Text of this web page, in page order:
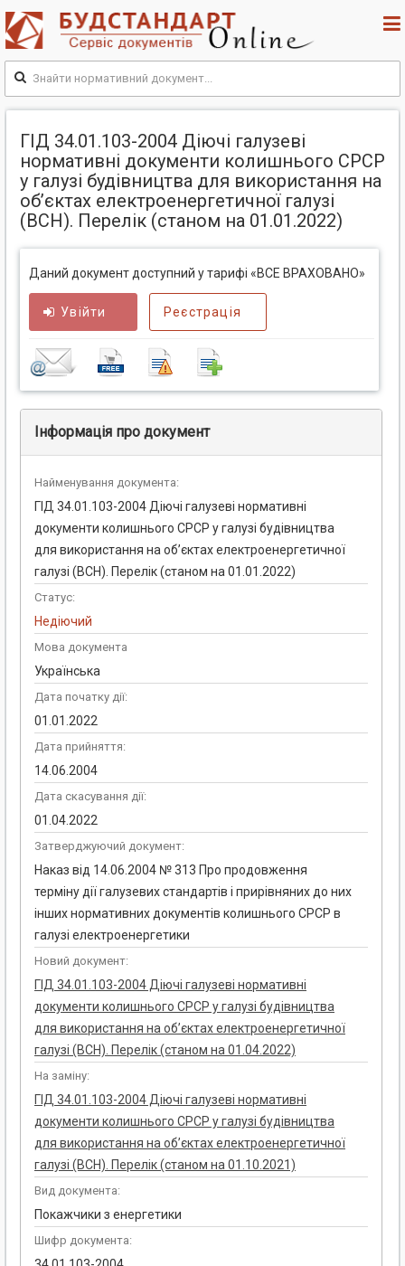
ГІД 34.01.103-2004 Діючі галузеві
нормативні документи колишнього СРСР
у галузі будівництва для використання на
об’єктах електроенергетичної галузі
(ВСН). Перелік (станом на 01.01.2022)
Даний документ доступний у тарифі «ВСЕ ВРАХОВАНО»
Увійти Реєстрація
Інформація про документ
Найменування документа:
ГІД 34.01.103-2004 Діючі галузеві нормативні
документи колишнього СРСР у галузі будівництва
для використання на об’єктах електроенергетичної
галузі (ВСН). Перелік (станом на 01.01.2022)
Статус:
Недіючий
Мова документа
Українська
Дата початку дії:
01.01.2022
Дата прийняття:
14.06.2004
Дата скасування дії:
01.04.2022
Затверджуючий документ:
Наказ від 14.06.2004 № 313 Про продовження
терміну дії галузевих стандартів і прирівняних до них
інших нормативних документів колишнього СРСР в
галузі електроенергетики
Новий документ:
ГІД 34.01.103-2004 Діючі галузеві нормативні
документи колишнього СРСР у галузі будівництва
для використання на об’єктах електроенергетичної
галузі (ВСН). Перелік (станом на 01.04.2022)
На заміну:
ГІД 34.01.103-2004 Діючі галузеві нормативні
документи колишнього СРСР у галузі будівництва
для використання на об’єктах електроенергетичної
галузі (ВСН). Перелік (станом на 01.10.2021)
Вид документа:
Покажчики з енергетики
Шифр документа: